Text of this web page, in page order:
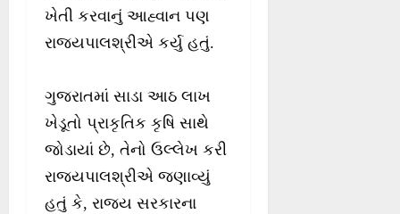
ખેતી કરવાનું આહ્વાન પણ
રાજયપાલશ્રીએ કર્યુ હતું.
ગુજરાતમાં સાડા આઠ લાખ
ખેડૂતો પ્રાકૃતિક કૃષિ સાથે
જોડાયાં છે, તેનો ઉલ્લેખ કરી
રાજયપાલશ્રીએ જણાવ્યું
હતું કે, રાજય સરકારના